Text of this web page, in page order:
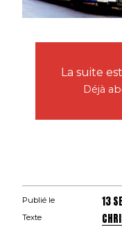
La suite
Déjà
Publié le 13
Texte